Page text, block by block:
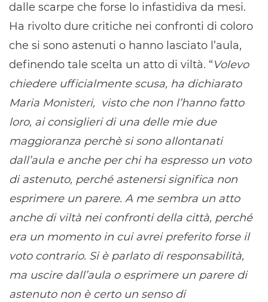
dalle scarpe che forse lo infastidiva da mesi.
Ha rivolto dure critiche nei confronti di coloro
che si sono astenuti o hanno lasciato l’aula,
definendo tale scelta un atto di viltà. “Volevo
chiedere ufficialmente scusa, ha dichiarato
Maria Monisteri, visto che non l’hanno fatto
loro, ai consiglieri di una delle mie due
maggioranza perchè si sono allontanati
dall’aula e anche per chi ha espresso un voto
di astenuto, perché astenersi significa non
esprimere un parere. A me sembra un atto
anche di viltà nei confronti della città, perché
era un momento in cui avrei preferito forse il
voto contrario. Si è parlato di responsabilità,
ma uscire dall’aula o esprimere un parere di
astenuto non è certo un senso di